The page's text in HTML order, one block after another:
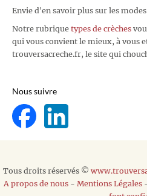
Envie d'en savoir plus sur les modes
Notre rubrique types de crèches
qui vous convient le mieux, à vous
trouversacreche.fr, le site qui
Nous suivre
Tous droits réservés ©
A propos de nous- Mentions Légales